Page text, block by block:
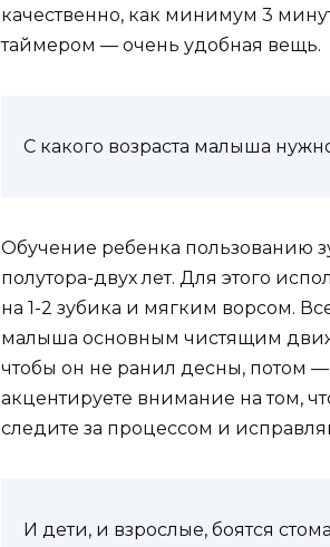
качественно, как минимум 3
таймером — очень удобная вещь.
С какого возраста малыша
Обучение ребенка пользованию
полутора-двух лет. Для этого
на 1-2 зубика и мягким ворсом.
малыша основным чистящим
чтобы он не ранил десны, потом
акцентируете внимание на том,
следите за процессом и
И дети, и взрослые, боятся